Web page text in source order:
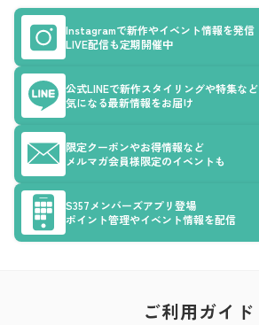
Instagramで新作やイベント情報を発信
LIVE配信も定期開催中
公式LINEで新作スタイリングや特集など
気になる最新情報をお届け
限定クーポンやお得情報など
メルマガ会員様限定のイベントも
S357メンバーズアプリ登場
ポイント管理やイベント情報を配信
ご利用ガイド